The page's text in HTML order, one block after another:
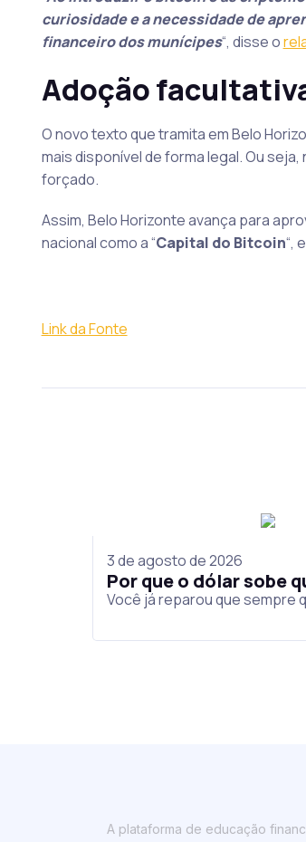
curiosidade e a necessidade de
financeiro dos munícipes“, disse o
Adoção
O novo texto que tramita em Belo
mais disponível de forma legal. Ou
forçado.
Assim, Belo Horizonte avança para
nacional como a “Capital do Bitcoin“,
Link da Fonte
3 de agosto de 2026
Por que o dólar sobe
Você já reparou que sempre
A plataforma de educação